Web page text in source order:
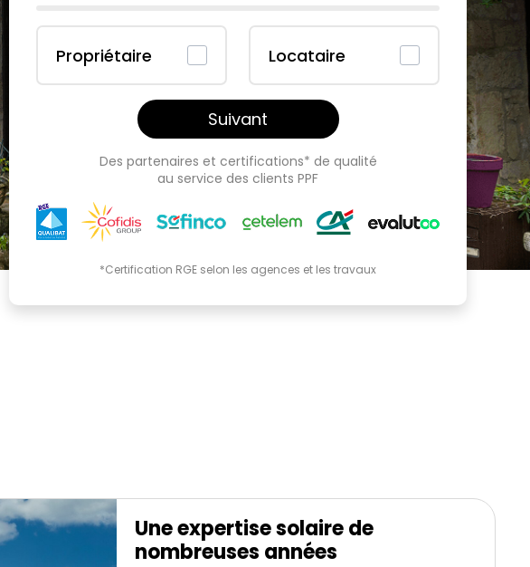
Propriétaire Locataire
Suivant
Des partenaires et certifications* de qualité
au service des clients PPF
*Certification RGE selon les agences et les travaux
Une expertise solaire de
nombreuses années